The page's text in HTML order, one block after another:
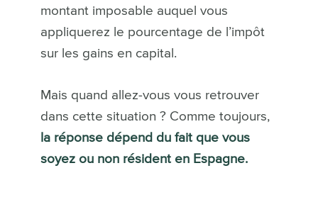
montant imposable auquel vous
appliquerez le pourcentage de l’impôt
sur les gains en capital.
Mais quand allez-vous vous retrouver
dans cette situation ? Comme toujours,
la réponse dépend du fait que vous
soyez ou non résident en Espagne.